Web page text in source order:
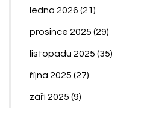
ledna 2026 (21)
prosince 2025 (29)
listopadu 2025 (35)
října 2025 (27)
září 2025 (9)